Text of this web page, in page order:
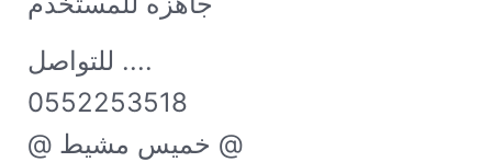
للتواصل ....
0552253518
@ خميس مشيط @